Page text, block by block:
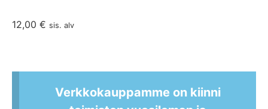
12,00 € sis. alv
Verkkokauppamme on kiinni